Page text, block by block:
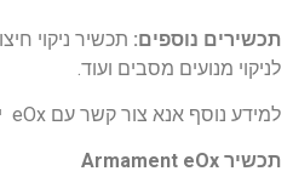
תכשירים נוספים: תכשיר ניקוי
לניקוי מנועים מסבים ועוד.
למידע נוסף אנא צור קשר עם eOx ישראל.
תכשיר Armament eOx